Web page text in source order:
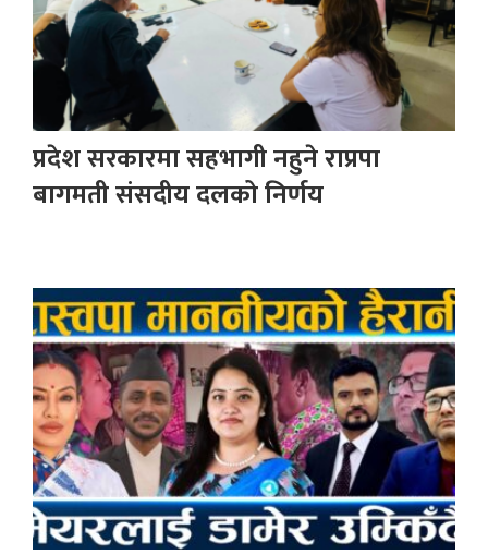
प्रदेश सरकारमा सहभागी नहुने राप्रपा
बागमती संसदीय दलको निर्णय